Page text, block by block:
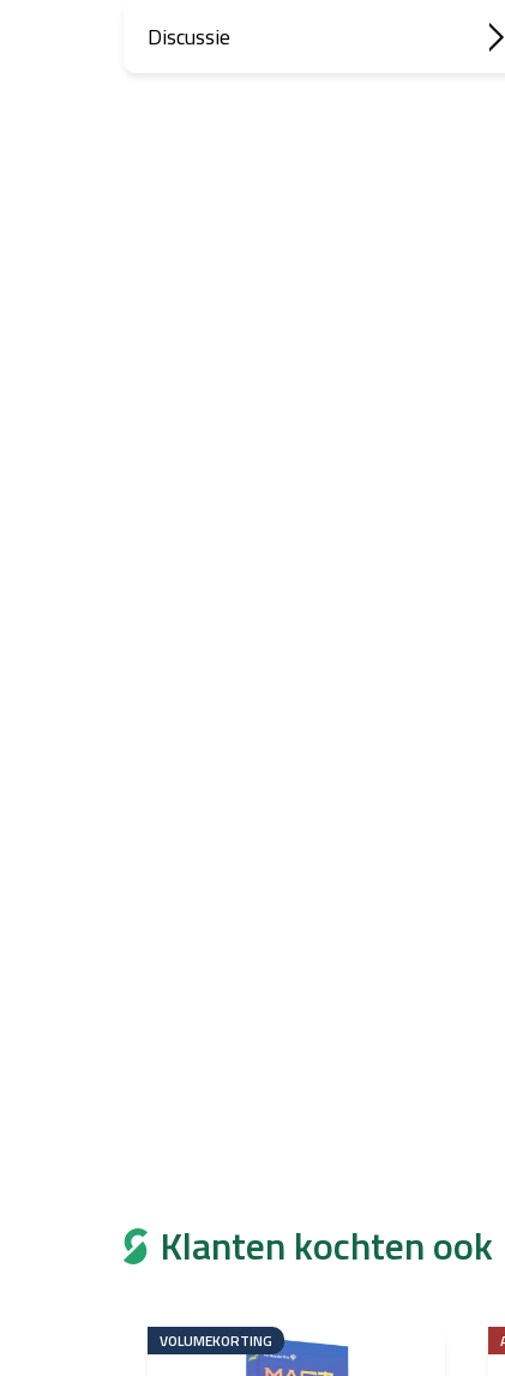
Discussie
Klanten kochten ook
VOLUMEKORTING